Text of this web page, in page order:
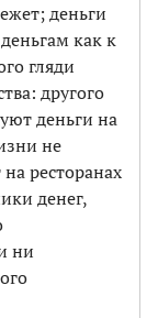
деньги
как к
гляди
другого
деньги на
не
ресторанах
денег,
ни